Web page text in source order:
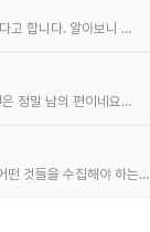
고 합니다. 알아보니 …
정말 남의 편이네요…
떤 것들을 수집해야 하는…